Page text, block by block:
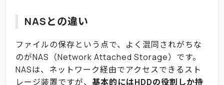
NASとの違い
ファイルの保存という点で、よく混同されがちな
のがNAS（Network Attached Storage）です。
NASは、ネットワーク経由でアクセスできるスト
レージ装置ですが、 基本的にはHDDの役割しか持